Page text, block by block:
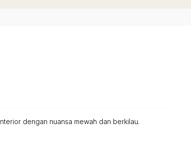
dengan nuansa mewah dan berkilau.